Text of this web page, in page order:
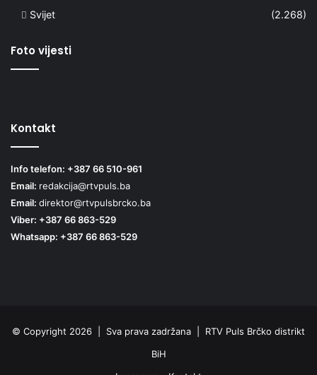
Svijet
(2.268)
Foto vijesti
Kontakt
Info telefon: +387 66 510-961
Email: redakcija@rtvpuls.ba
Email: direktor@rtvpulsbrcko.ba
Viber: +387 66 863-529
Whatsapp: +387 66 863-529
© Copyright 2026 | Sva prava zadržana | RTV Puls Brčko distrikt
BiH